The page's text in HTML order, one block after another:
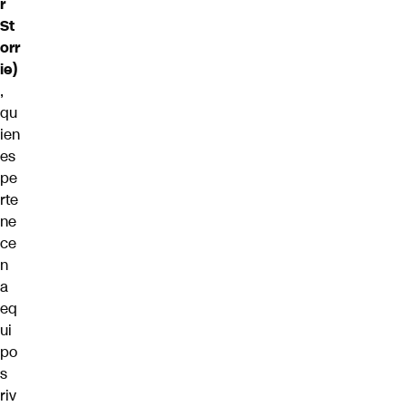
r
St
orr
ie)
,
qu
ien
es
pe
rte
ne
ce
n
a
eq
ui
po
s
riv